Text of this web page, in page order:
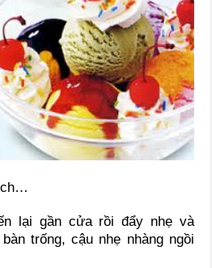
lại gần cửa rồi đẩy nhẹ và
trống, cậu nhẹ nhàng ngồi